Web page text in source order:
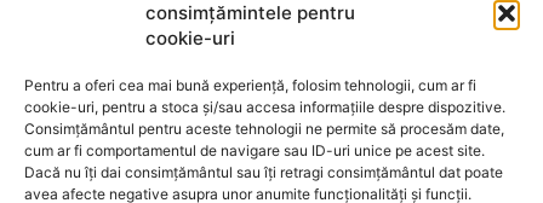
consimțămintele pentru
cookie-uri
Pentru a oferi cea mai bună experiență, folosim tehnologii, cum ar fi
cookie-uri, pentru a stoca și/sau accesa informațiile despre dispozitive.
Consimțământul pentru aceste tehnologii ne permite să procesăm date,
cum ar fi comportamentul de navigare sau ID-uri unice pe acest site.
Dacă nu îți dai consimțământul sau îți retragi consimțământul dat poate
avea afecte negative asupra unor anumite funcționalități și funcții.
GDPR